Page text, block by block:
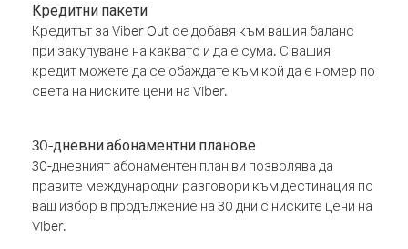
Кредитни пакети
Кредитът за Viber Out се добавя към вашия баланс
при закупуване на каквато и да е сума. С вашия
кредит можете да се обаждате към кой да е номер по
света на ниските цени на Viber.
30-дневни абонаментни планове
30-дневният абонаментен план ви позволява да
правите международни разговори към дестинация по
ваш избор в продължение на 30 дни с ниските цени на
Viber.